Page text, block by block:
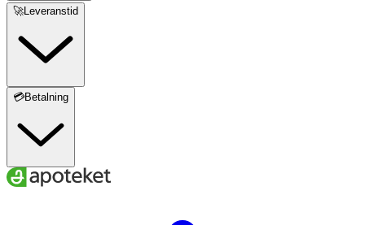
🚀Leveranstid
💳Betalning